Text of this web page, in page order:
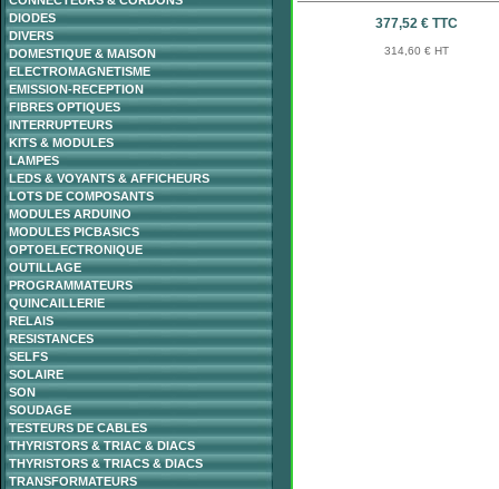
DIODES
DIVERS
DOMESTIQUE & MAISON
ELECTROMAGNETISME
EMISSION-RECEPTION
FIBRES OPTIQUES
INTERRUPTEURS
KITS & MODULES
LAMPES
LEDS & VOYANTS & AFFICHEURS
LOTS DE COMPOSANTS
MODULES ARDUINO
MODULES PICBASICS
OPTOELECTRONIQUE
OUTILLAGE
PROGRAMMATEURS
QUINCAILLERIE
RELAIS
RESISTANCES
SELFS
SOLAIRE
SON
SOUDAGE
TESTEURS DE CABLES
THYRISTORS & TRIAC & DIACS
THYRISTORS & TRIACS & DIACS
TRANSFORMATEURS
377,52 € TTC
314,60 € HT